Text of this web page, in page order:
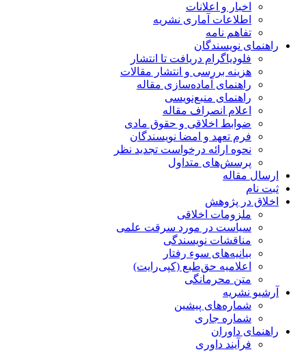
اخبار و اعلانات
اطلاعات آماری نشریه
تفاهم نامه
راهنمای نویسندگان
فلودیاگرام دریافت تا انتشار
هزینه بررسی و انتشار مقالات
راهنمای آماده‌سازی مقاله
راهنمای منبع‌نویسی
اعلام انصراف مقاله
ضوابط اخلاقی و حقوق مادی
فرم تعهد و امضا نویسندگان
نحوه ارائه درخواست تجدید نظر
پرسش‌های متداول
ارسال مقاله
ثبت نام
اخلاق در پژوهش
ملزومات اخلاقی
سیاست در مورد سرقت علمی
مناقشات نویسندگی
بیانیه‌های سوء رفتار
اعلامیه حق‌طبع (کپی‌رایت)
متن محرمانگی
آرشیو نشریه
شماره‌های پیشین
شماره جاری
راهنمای داوران
فرآیند داوری